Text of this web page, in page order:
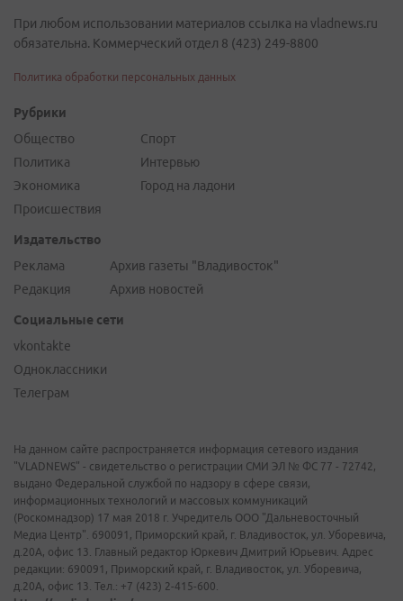
При любом использовании материалов ссылка на vladnews.ru
обязательна. Коммерческий отдел 8 (423) 249-8800
Политика обработки персональных данных
Рубрики
Общество
Политика
Экономика
Происшествия
Спорт
Интервью
Город на ладони
Издательство
Реклама
Редакция
Архив газеты "Владивосток"
Архив новостей
Социальные сети
vkontakte
Одноклассники
Телеграм
На данном сайте распространяется информация сетевого издания
"VLADNEWS" - свидетельство о регистрации СМИ ЭЛ № ФС 77 - 72742,
выдано Федеральной службой по надзору в сфере связи,
информационных технологий и массовых коммуникаций
(Роскомнадзор) 17 мая 2018 г. Учредитель ООО "Дальневосточный
Медиа Центр". 690091, Приморский край, г. Владивосток, ул. Уборевича,
д.20А, офис 13. Главный редактор Юркевич Дмитрий Юрьевич. Адрес
редакции: 690091, Приморский край, г. Владивосток, ул. Уборевича,
д.20А, офис 13. Тел.: +7 (423) 2-415-600.